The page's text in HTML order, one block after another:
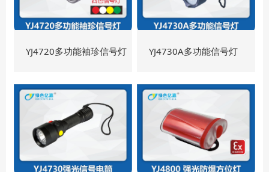
YJ4720多功能袖珍信号灯 YJ4730A多功能信号灯